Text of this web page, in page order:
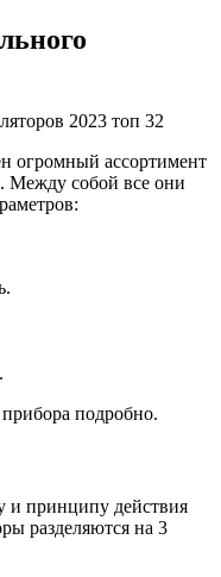
огромный ассортимент
Между собой все они
подробно.
и принципу действия
разделяются на 3